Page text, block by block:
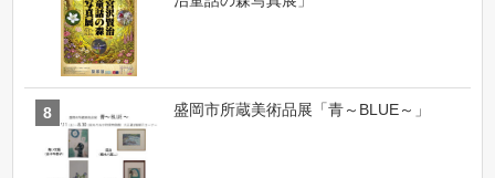
盛岡市所蔵美術品展「青～BLUE～」